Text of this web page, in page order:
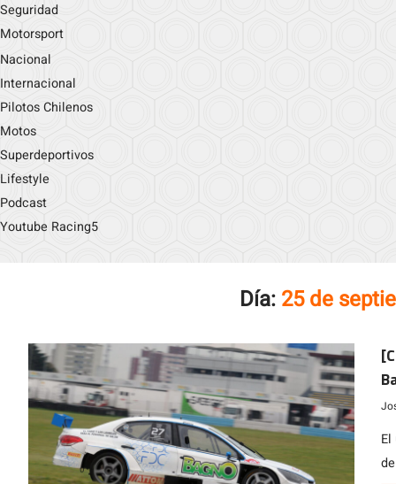
Seguridad
Motorsport
Nacional
Internacional
Pilotos Chilenos
Motos
Superdeportivos
Lifestyle
Podcast
Youtube Racing5
Día: 25 de